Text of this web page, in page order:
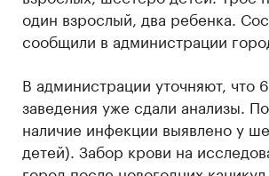
один взрослый, два ребенка.
сообщили в администрации
В администрации уточняют, что
заведения уже сдали анализы.
наличие инфекции выявлено у
детей). Забор крови на